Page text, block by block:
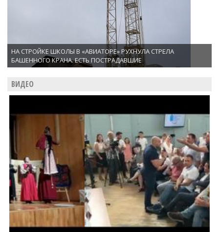
НА СТРОЙКЕ ШКОЛЫ В «АВИАТОРЕ» РУХНУЛА СТРЕЛА
БАШЕННОГО КРАНА. ЕСТЬ ПОСТРАДАВШИЕ
ВИДЕО